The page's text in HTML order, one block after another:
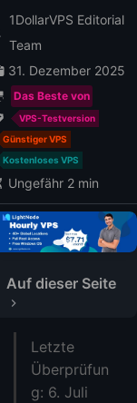
1DollarVPS Editorial
Team
31. Dezember 2025
Das Beste von
VPS-Testversion
Günstiger VPS
Kostenloses VPS
Ungefähr 2 min
Auf dieser Seite
Testtypen
Letzte
Überprüfun
g: 6. Juli